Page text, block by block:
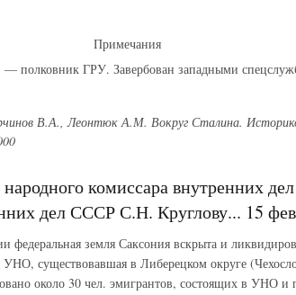
Примечания
полковник ГРУ. Завербован западными
В.А., Леонтюк А.М. Вокруг Сталина.
народного комиссара внутренних
дел СССР С.Н. Круглову... 15
федеральная земля Саксония вскрыта и
УНО, существовавшая в Либерецком округе
около 30 чел. эмигрантов, состоящих в УНО